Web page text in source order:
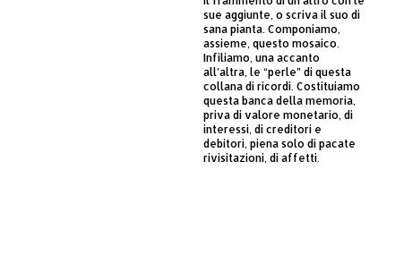
sue aggiunte, o scriva il suo di
sana pianta. Componiamo,
assieme, questo mosaico.
Infiliamo, una accanto
all’altra, le “perle” di questa
collana di ricordi. Costituiamo
questa banca della memoria,
priva di valore monetario, di
interessi, di creditori e
debitori, piena solo di pacate
rivisitazioni, di affetti.